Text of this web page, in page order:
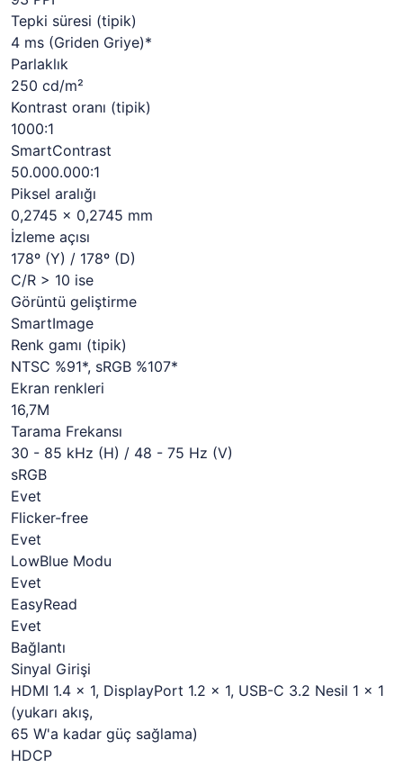
Tepki süresi (tipik)
4 ms (Griden Griye)*
Parlaklık
250 cd/m²
Kontrast oranı (tipik)
1000:1
SmartContrast
50.000.000:1
Piksel aralığı
0,2745 x 0,2745 mm
İzleme açısı
178º (Y) / 178º (D)
C/R > 10 ise
Görüntü geliştirme
SmartImage
Renk gamı (tipik)
NTSC %91*, sRGB %107*
Ekran renkleri
16,7M
Tarama Frekansı
30 - 85 kHz (H) / 48 - 75 Hz (V)
sRGB
Evet
Flicker-free
Evet
LowBlue Modu
Evet
EasyRead
Evet
Bağlantı
Sinyal Girişi
HDMI 1.4 x 1, DisplayPort 1.2 x 1, USB-C 3.2 Nesil 1 x 1
(yukarı akış,
65 W'a kadar güç sağlama)
HDCP